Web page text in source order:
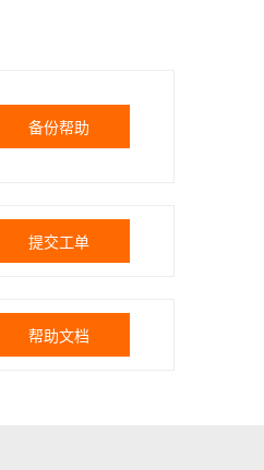
备份帮助
提交工单
帮助文档